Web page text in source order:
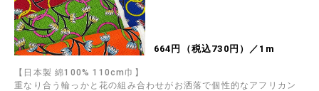
664円（税込730円）／1m
【日本製 綿100% 110cm巾】
重なり合う輪っかと花の組み合わせがお洒落で個性的なアフリカン